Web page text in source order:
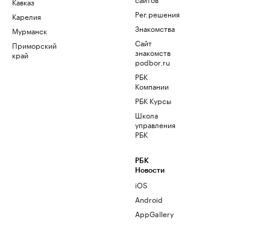
Карелия
Мурманск
Приморский
край
Рег.решения
Знакомства
Сайт
знакомств
podbor.ru
РБК
Компании
РБК Курсы
Школа
управления
РБК
РБК
Новости
iOS
Android
AppGallery